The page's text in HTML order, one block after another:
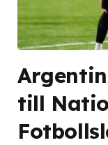
till